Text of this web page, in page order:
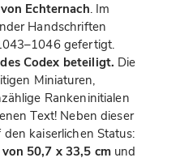
Echternach. Im
Handschriften
gefertigt.
Codex beteiligt. Die
Miniaturen,
Rankeninitialen
Text! Neben dieser
kaiserlichen Status:
50,7 x 33,5 cmund